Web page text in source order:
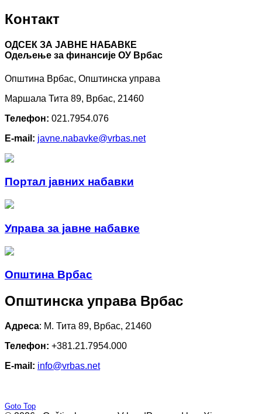
Контакт
ОДСЕК ЗА ЈАВНЕ НАБАВКЕ
Oдељење за финансије ОУ Врбас
Општина Врбас, Општинска управа
Маршала Тита 89, Врбас, 21460
Телефон: 021.7954.076
E-mail: javne.nabavke@vrbas.net
Портал јавних набавки
Управа за јавне набавке
Општина Врбас
Општинска управа Врбас
Адреса: М. Тита 89, Врбас, 21460
Телефон: +381.21.7954.000
E-mail: info@vrbas.net
Goto Top